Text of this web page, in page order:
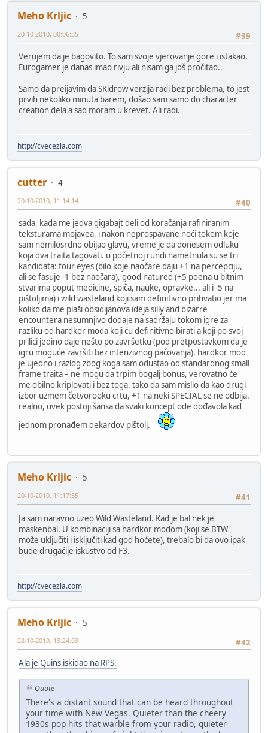
Meho Krljic
5
#39
20-10-2010, 00:06:35
Verujem da je bagovito. To sam svoje vjerovanje gore i istakao.
Eurogamer je danas imao rivju ali nisam ga još pročitao..
Samo da preijavim da SKidrow verzija radi bez problema, to jest
prvih nekoliko minuta barem, došao sam samo do character
creation dela a sad moram u krevet. Ali radi.
http://cvecezla.com
cutter
4
#40
20-10-2010, 11:14:14
sada, kada me jedva gigabajt deli od koračanja rafiniranim
teksturama mojavea, i nakon neprospavane noći tokom koje
sam nemilosrdno obijao glavu, vreme je da donesem odluku
koja dva traita tagovati. u početnoj rundi nametnula su se tri
kandidata: four eyes (bilo koje naočare daju +1 na percepciju,
ali se fasuje -1 bez naočara), good natured (+5 poena u bitnim
stvarima poput medicine, spiča, nauke, opravke... ali i -5 na
pištoljima) i wild wasteland koji sam definitivno prihvatio jer ma
koliko da me plaši obsidijanova ideja silly and bizarre
encountera nesumnjivo dodaje na sadržaju tokom igre za
razliku od hardkor moda koji ću definitivno birati a koji po svoj
prilici jedino daje nešto po završetku (pod pretpostavkom da je
igru moguće završiti bez intenzivnog pačovanja). hardkor mod
je ujedno i razlog zbog koga sam odustao od standardnog small
frame traita – ne mogu da trpim bogalj bonus, verovatno će
me obilno kriplovati i bez toga. tako da sam mislio da kao drugi
izbor uzmem četvorooku crtu, +1 na neki SPECIAL se ne odbija.
realno, uvek postoji šansa da svaki koncept ode dođavola kad
jednom pronađem dekardov pištolj.
Meho Krljic
5
#41
20-10-2010, 11:17:55
Ja sam naravno uzeo Wild Wasteland. Kad je bal nek je
maskenbal. U kombinaciji sa hardkor modom (koji se BTW
može uključiti i isključiti kad god hoćete), trebalo bi da ovo ipak
bude drugačije iskustvo od F3.
http://cvecezla.com
Meho Krljic
5
#42
22-10-2010, 13:24:03
Ala je Quins iskidao na RPS.
Quote
There's a distant sound that can be heard throughout
your time with New Vegas. Quieter than the cheery
1930s pop hits that warble from your radio, quieter